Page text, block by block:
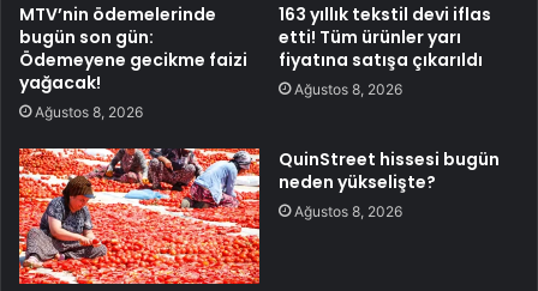
MTV’nin ödemelerinde
bugün son gün:
Ödemeyene gecikme faizi
yağacak!
Ağustos 8, 2026
163 yıllık tekstil devi iflas
etti! Tüm ürünler yarı
fiyatına satışa çıkarıldı
Ağustos 8, 2026
QuinStreet hissesi bugün
neden yükselişte?
Ağustos 8, 2026